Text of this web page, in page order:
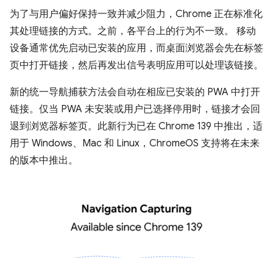
为了与用户偏好保持一致并减少阻力，Chrome 正在标准化
其处理链接的方式。之前，各平台上的行为不一致。 移动
设备通常优先启动已安装的应用，而桌面浏览器会先在标签
页中打开链接，然后再发出信号表明应用可以处理该链接。
新的统一导航捕获方法会自动在相应已安装的 PWA 中打开
链接。仅当 PWA 未安装或用户已选择停用时，链接才会回
退到浏览器标签页。此新行为已在 Chrome 139 中推出，适
用于 Windows、Mac 和 Linux，ChromeOS 支持将在未来
的版本中推出。